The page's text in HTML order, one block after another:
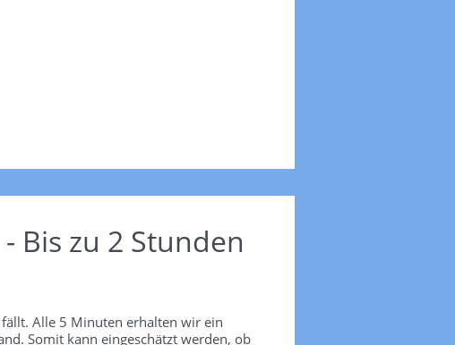
Bis zu 2 Stunden
Alle 5 Minuten erhalten wir ein
Somit kann eingeschätzt werden, ob